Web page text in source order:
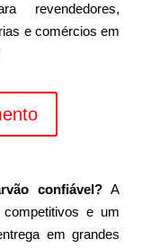
revendedores,
e comércios em
confiável?A
e um
em grandes